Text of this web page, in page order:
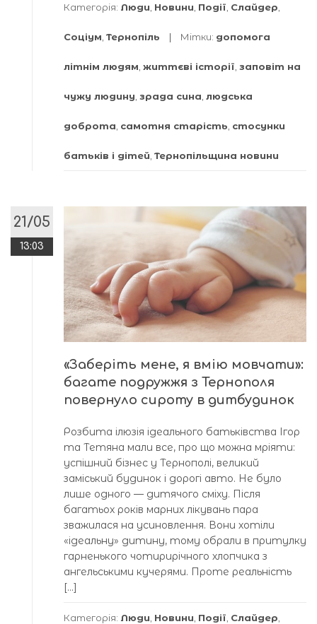
Категорія: Люди Новини Події Слайдер
Соціум Тернопіль Мітки: допомога
літнім людям життєві історії заповіт на
чужу людину зрада сина людська
доброта самотня старість стосунки
батьків і дітей Тернопільщина новини
21/05
13:03
«Заберіть мене, я вмію мовчати»:
багате подружжя з Тернополя
повернуло сироту в дитбудинок
Розбита ілюзія ідеального батьківства Ігор
та Тетяна мали все, про що можна мріяти:
успішний бізнес у Тернополі, великий
заміський будинок і дорогі авто. Не було
лише одного — дитячого сміху. Після
багатьох років марних лікувань пара
зважилася на усиновлення. Вони хотіли
«ідеальну» дитину, тому обрали в притулку
гарненького чотирирічного хлопчика з
ангельськими кучерями. Проте реальність
[…]
Категорія: Люди, Новини, Події, Слайдер,